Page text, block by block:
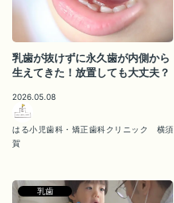
乳歯が抜けずに永久歯が内側から
生えてきた！放置しても大丈夫？
2026.05.08
はる小児歯科・矯正歯科クリニック 横須
賀
乳歯